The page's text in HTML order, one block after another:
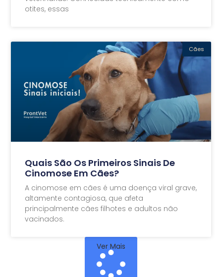
otites, essas
Cães
Quais São Os Primeiros Sinais De
Cinomose Em Cães?
A cinomose em cães é uma doença viral grave,
altamente contagiosa, que afeta
principalmente cães filhotes e adultos não
vacinados.
Ver Mais